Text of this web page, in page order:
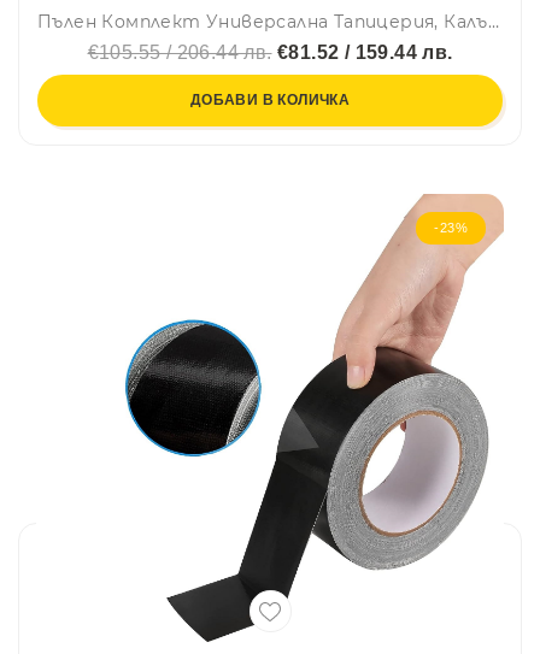
Пълен Комплект Универсална Тапицерия, Калъфи За Автомобилни Седалки Лукс Еко Кожа в Черно и Червено, с възглавнички TAP882
€105.55 / 206.44 лв.€81.52 / 159.44 лв.
ДОБАВИ В КОЛИЧКА
-23%